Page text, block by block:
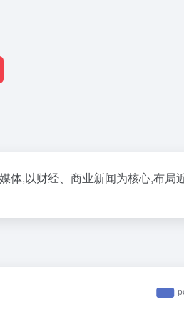
体,以财经、商业新闻为核心,布